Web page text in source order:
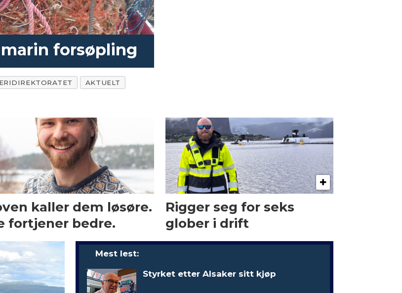
forsøpling
AKTUELT
kaller dem løsøre.
fortjener bedre.
Rigger seg for seks
glober i drift
Mest lest:
Styrket etter Alsaker sitt kjøp